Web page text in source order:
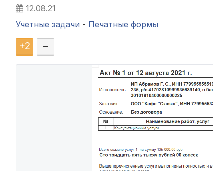
12.08.21
Учетные задачи - Печатные формы
+2 –